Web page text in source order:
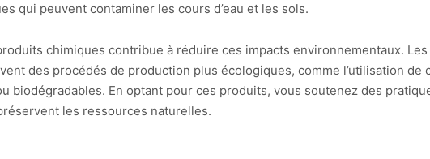
qui peuvent contaminer les cours d’eau et les sols.
chimiques contribue à réduire ces impacts environnementaux.
des procédés de production plus écologiques, comme l’utilisation de
biodégradables. En optant pour ces produits, vous soutenez des
les ressources naturelles.